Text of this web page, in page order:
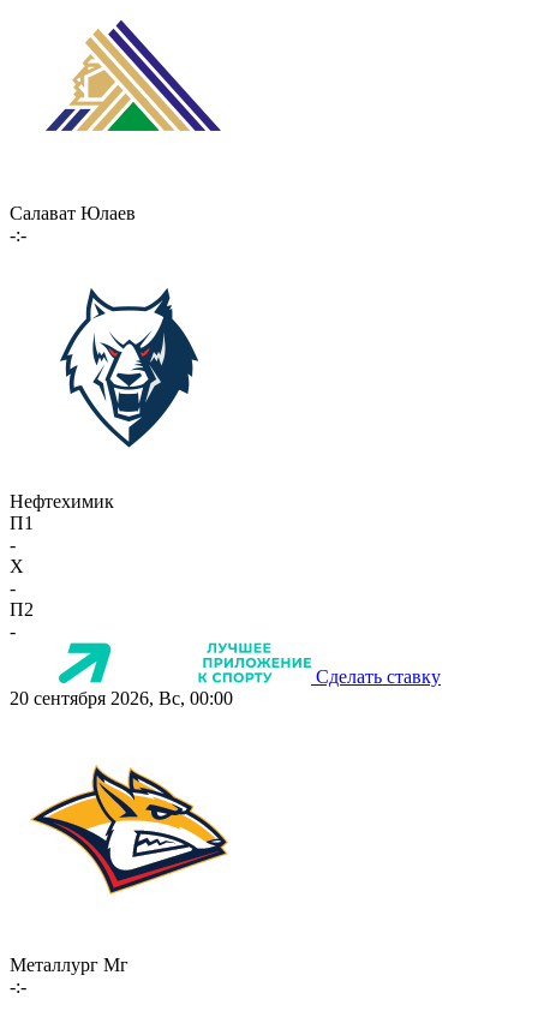
Салават Юлаев
-:-
Нефтехимик
П1
-
X
-
П2
-
Сделать ставку
20 сентября 2026, Вс, 00:00
Металлург Мг
-:-